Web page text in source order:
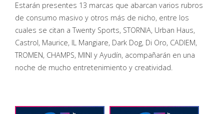
Estarán presentes 13 marcas que abarcan varios rubros
de consumo masivo y otros más de nicho, entre los
cuales se citan a Twenty Sports, STORNIA, Urban Haus,
Castrol, Maurice, IL Mangiare, Dark Dog, Di Oro, CADIEM,
TROMEN, CHAMPS, MINI y Ayudín, acompañarán en una
noche de mucho entretenimiento y creatividad.